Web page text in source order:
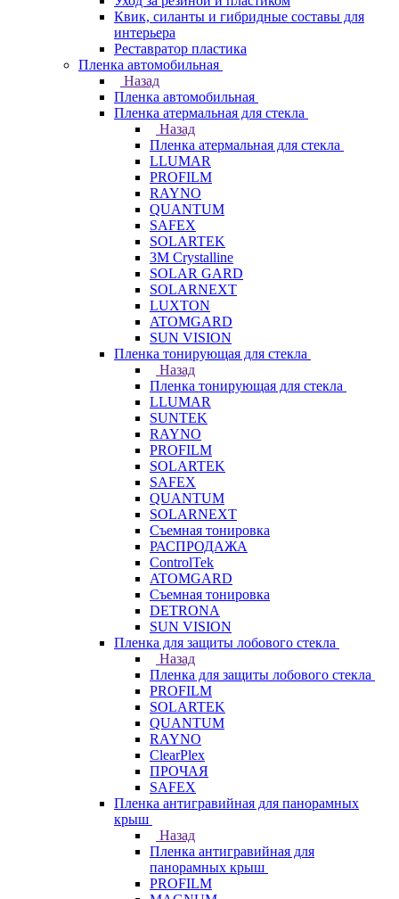
Квик, силанты и гибридные составы для
интерьера
Реставратор пластика
Пленка автомобильная
Назад
Пленка автомобильная
Пленка атермальная для стекла
Назад
Пленка атермальная для стекла
LLUMAR
PROFILM
RAYNO
QUANTUM
SAFEX
SOLARTEK
3M Crystalline
SOLAR GARD
SOLARNEXT
LUXTON
ATOMGARD
SUN VISION
Пленка тонирующая для стекла
Назад
Пленка тонирующая для стекла
LLUMAR
SUNTEK
RAYNO
PROFILM
SOLARTEK
SAFEX
QUANTUM
SOLARNEXT
Съемная тонировка
РАСПРОДАЖА
ControlTek
ATOMGARD
Съемная тонировка
DETRONA
SUN VISION
Пленка для защиты лобового стекла
Назад
Пленка для защиты лобового стекла
PROFILM
SOLARTEK
QUANTUM
RAYNO
ClearPlex
ПРОЧАЯ
SAFEX
Пленка антигравийная для панорамных
крыш
Назад
Пленка антигравийная для
панорамных крыш
PROFILM